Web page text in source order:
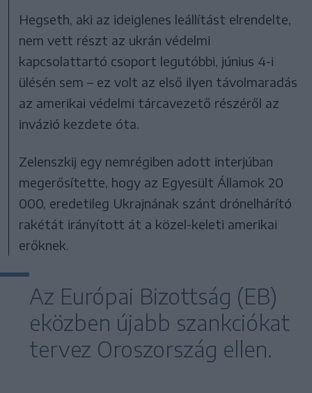
Hegseth, aki az ideiglenes leállítást elrendelte,
nem vett részt az ukrán védelmi
kapcsolattartó csoport legutóbbi, június 4-i
ülésén sem – ez volt az első ilyen távolmaradás
az amerikai védelmi tárcavezető részéről az
invázió kezdete óta.
Zelenszkij egy nemrégiben adott interjúban
megerősítette, hogy az Egyesült Államok 20
000, eredetileg Ukrajnának szánt drónelhárító
rakétát irányított át a közel-keleti amerikai
erőknek.
Az Európai Bizottság (EB)
eközben újabb szankciókat
tervez Oroszország ellen.